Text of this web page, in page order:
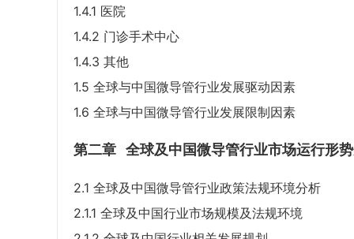
1.4.1 医院
1.4.2 门诊手术中心
1.4.3 其他
1.5 全球与中国微导管行业发展驱动因素
1.6 全球与中国微导管行业发展限制因素
第二章 全球及中国微导管行业市场运行形
2.1 全球及中国微导管行业政策法规环境分析
2.1.1 全球及中国行业市场规模及法规环境